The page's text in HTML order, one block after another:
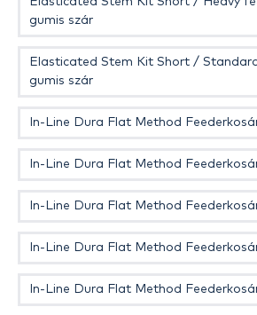
gumis szár
Elasticated Stem Kit Short /
gumis szár
In-Line Dura Flat Method
In-Line Dura Flat Method
In-Line Dura Flat Method
In-Line Dura Flat Method
In-Line Dura Flat Method